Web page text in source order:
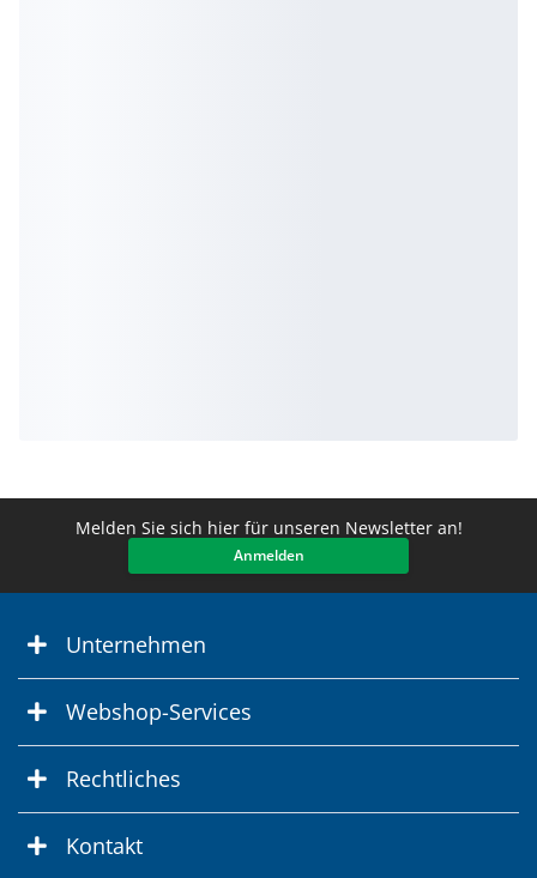
Melden Sie sich hier für unseren Newsletter an!
Anmelden
Unternehmen
Webshop-Services
Rechtliches
Kontakt